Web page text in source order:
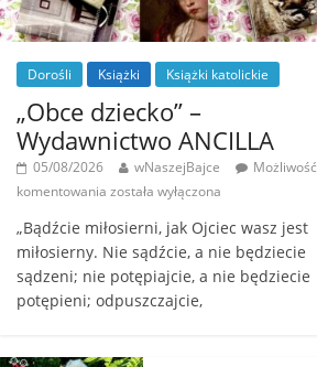
Dorośli Książki Książki katolickie
„Obce dziecko” –
Wydawnictwo ANCILLA
05/08/2026 wNaszejBajce
Możliwość
komentowania została wyłączona
„Bądźcie miłosierni, jak Ojciec wasz jest
miłosierny. Nie sądźcie, a nie będziecie
sądzeni; nie potępiajcie, a nie będziecie
potępieni; odpuszczajcie,